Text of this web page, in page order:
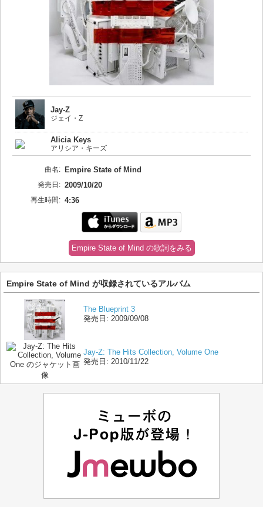
Jay-Z
ジェイ・Z
Alicia Keys
アリシア・キーズ
曲名: Empire State of Mind
発売日: 2009/10/20
再生時間: 4:36
Empire State of Mind の歌詞をみる
Empire State of Mind が収録されているアルバム
The Blueprint 3
発売日: 2009/09/08
Jay-Z: The Hits Collection, Volume One
発売日: 2010/11/22